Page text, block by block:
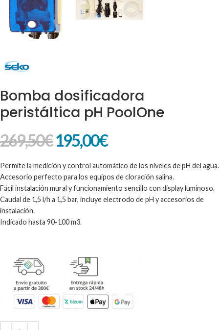
Bomba dosificadora
peristáltica pH PoolOne
269,50€195,00€
Permite la medición y control automático de los niveles de pH del agua.
Accesorio perfecto para los equipos de cloración salina.
Fácil instalación mural y funcionamiento sencillo con display luminoso.
Caudal de 1,5 l/h a 1,5 bar, incluye electrodo de pH y accesorios de
instalación.
Indicado hasta 90-100 m3.